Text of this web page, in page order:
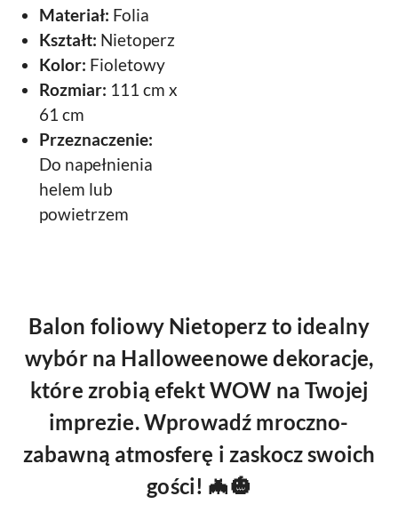
Materiał: Folia
Kształt: Nietoperz
Kolor: Fioletowy
Rozmiar: 111 cm x
61 cm
Przeznaczenie:
Do napełnienia
helem lub
powietrzem
Balon foliowy Nietoperz to idealny
wybór na Halloweenowe dekoracje,
które zrobią efekt WOW na Twojej
imprezie. Wprowadź mroczno-
zabawną atmosferę i zaskocz swoich
gości! 🦇🎃